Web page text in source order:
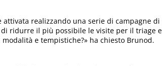
attivata realizzando una serie di campagne di
ridurre il più possibile le visite per il triage e
e tempistiche?» ha chiesto Brunod.